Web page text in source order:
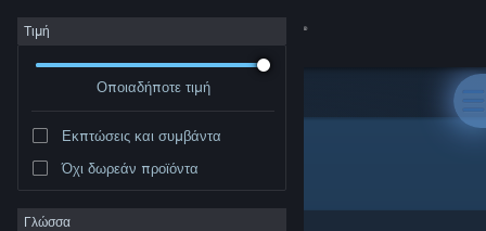
Σύνδεση
Κατάστημα
Σχετικά
Τιμή
Οποιαδήποτε τιμή
Εκπτώσεις και συμβάντα
Όχι δωρεάν προϊόντα
Γλώσσα
Εκδότης: InfiniteSpring Studio